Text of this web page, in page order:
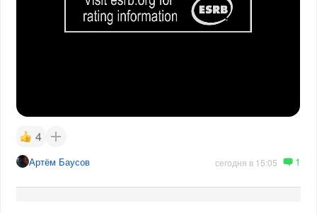
4
Артём Баусов сегодня в 15:05 1